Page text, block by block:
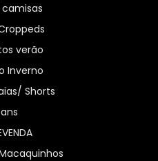
verão
Inverno
Shorts